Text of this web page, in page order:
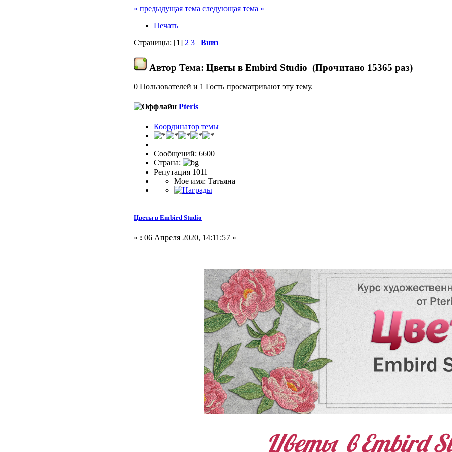
« предыдущая тема следующая тема »
Печать
Страницы: [1] 2 3 Вниз
Автор Тема: Цветы в Embird Studio (Прочитано 15365 раз)
0 Пользователей и 1 Гость просматривают эту тему.
Pteris
Координатор темы
Сообщений: 6600
Страна:
Репутация 1011
Мое имя: Татьяна
Цветы в Embird Studio
« : 06 Апреля 2020, 14:11:57 »
Цветы в Embird